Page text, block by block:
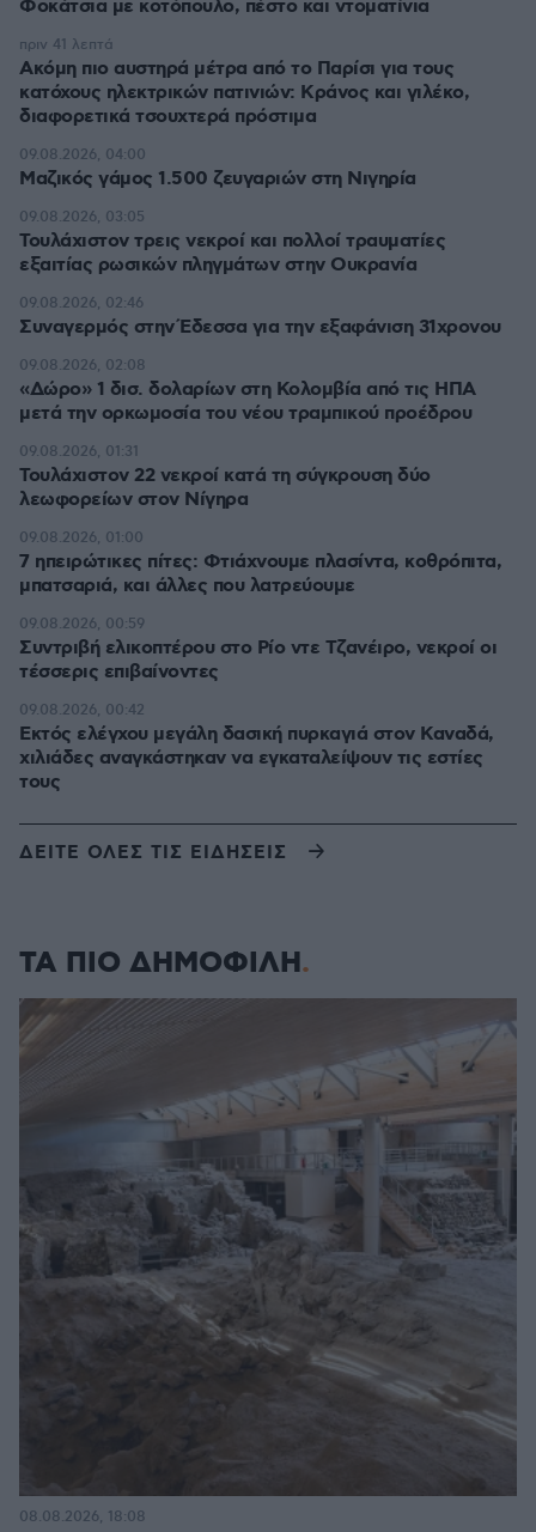
Φοκάτσια με κοτόπουλο, πέστο και ντοματίνια
Ακόμη πιο αυστηρά μέτρα από το Παρίσι για τους
κατόχους ηλεκτρικών πατινιών: Κράνος και γιλέκο,
διαφορετικά τσουχτερά πρόστιμα
πριν 41 λεπτά
Μαζικός γάμος 1.500 ζευγαριών στη Νιγηρία
09.08.2026, 04:00
Τουλάχιστον τρεις νεκροί και πολλοί τραυματίες
εξαιτίας ρωσικών πληγμάτων στην Ουκρανία
09.08.2026, 03:05
Συναγερμός στην Έδεσσα για την εξαφάνιση 31χρονου
09.08.2026, 02:46
«Δώρο» 1 δισ. δολαρίων στη Κολομβία από τις ΗΠΑ
μετά την ορκωμοσία του νέου τραμπικού προέδρου
09.08.2026, 02:08
Τουλάχιστον 22 νεκροί κατά τη σύγκρουση δύο
λεωφορείων στον Νίγηρα
09.08.2026, 01:31
7 ηπειρώτικες πίτες: Φτιάχνουμε πλασίντα, κοθρόπιτα,
μπατσαριά, και άλλες που λατρεύουμε
09.08.2026, 01:00
Συντριβή ελικοπτέρου στο Ρίο ντε Τζανέιρο, νεκροί οι
τέσσερις επιβαίνοντες
09.08.2026, 00:59
Εκτός ελέγχου μεγάλη δασική πυρκαγιά στον Καναδά,
χιλιάδες αναγκάστηκαν να εγκαταλείψουν τις εστίες
τους
09.08.2026, 00:42
ΔΕΙΤΕ ΟΛΕΣ ΤΙΣ ΕΙΔΗΣΕΙΣ
ΤΑ ΠΙΟ ΔΗΜΟΦΙΛΗ
08.08.2026, 18:08